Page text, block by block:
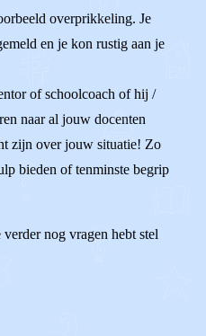
overprikkeling. Je
en je kon rustig aan je
of schoolcoach of hij /
naar al jouw docenten
zijn over jouw situatie! Zo
bieden of tenminste begrip
nog vragen hebt stel